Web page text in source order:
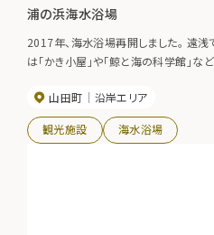
浦の浜海水浴場
2017年、海水浴場再開しました。 遠
は「かき小屋」や「鯨と海の科学館」な
山田町 沿岸エリア
観光施設 海水浴場